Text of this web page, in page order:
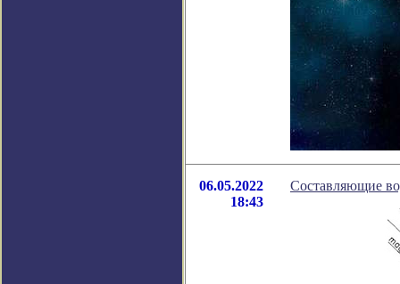
06.05.2022
18:43
Составляющие